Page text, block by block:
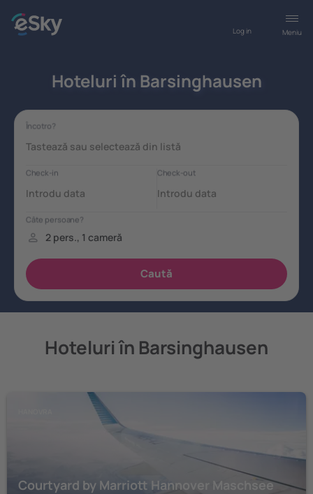
Meniu
Log in
Hoteluri în Barsinghausen
Hoteluri în Barsinghausen
Courtyard by Marriott Hannover Maschsee